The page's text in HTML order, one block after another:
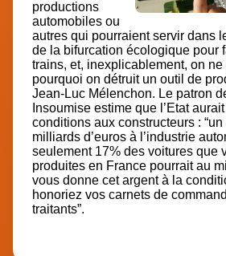
productions
automobiles ou
autres qui pourraient servir dans
de la bifurcation écologique pour
trains, et, inexplicablement, on
pourquoi on détruit un outil de
Jean-Luc Mélenchon. Le patron
Insoumise estime que l’Etat
conditions aux constructeurs :
milliards d’euros à l’industrie
seulement 17% des voitures que
produites en France pourrait au
vous donne cet argent à la
honoriez vos carnets de
traitants”.